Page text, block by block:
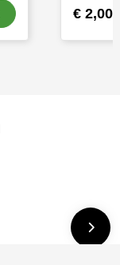
€ 2,00